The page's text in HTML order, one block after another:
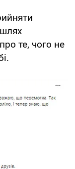
те, чого не